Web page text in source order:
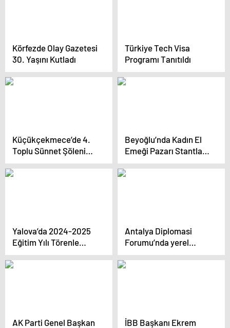
Körfezde Olay Gazetesi
30. Yaşını Kutladı
Türkiye Tech Visa
Programı Tanıtıldı
Küçükçekmece’de 4.
Toplu Sünnet Şöleni
Gerçekleşti
Beyoğlu’nda Kadın El
Emeği Pazarı Stantları
Kaldırıldı
Yalova’da 2024-2025
Eğitim Yılı Törenle
Başladı
Antalya Diplomasi
Forumu’nda yerel
yönetimlerin küresel
stratejileri ele alındı
AK Parti Genel Başkan İBB Başkanı Ekrem